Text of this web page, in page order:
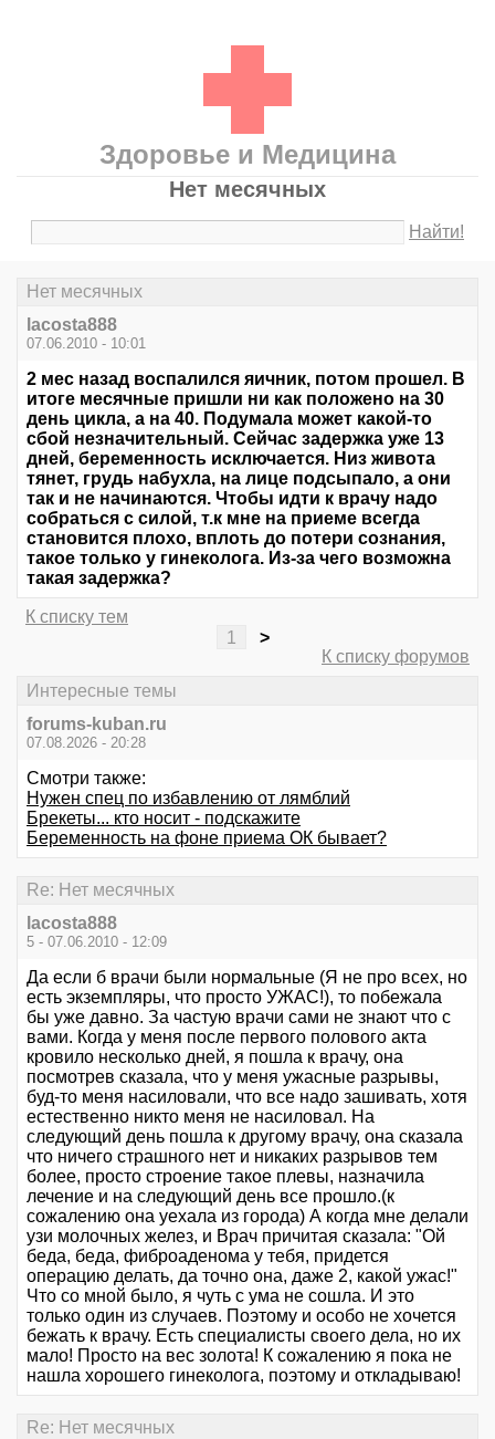
Здоровье и Медицина
Нет месячных
Найти!
Нет месячных
lacosta888
07.06.2010 - 10:01
2 мес назад воспалился яичник, потом прошел. В
итоге месячные пришли ни как положено на 30
день цикла, а на 40. Подумала может какой-то
сбой незначительный. Сейчас задержка уже 13
дней, беременность исключается. Низ живота
тянет, грудь набухла, на лице подсыпало, а они
так и не начинаются. Чтобы идти к врачу надо
собраться с силой, т.к мне на приеме всегда
становится плохо, вплоть до потери сознания,
такое только у гинеколога. Из-за чего возможна
такая задержка?
К списку тем
1
>
К списку форумов
Интересные темы
forums-kuban.ru
07.08.2026 - 20:28
Смотри также:
Нужен спец по избавлению от лямблий
Брекеты... кто носит - подскажите
Беременность на фоне приема ОК бывает?
Re: Нет месячных
lacosta888
5 - 07.06.2010 - 12:09
Да если б врачи были нормальные (Я не про всех, но
есть экземпляры, что просто УЖАС!), то побежала
бы уже давно. За частую врачи сами не знают что с
вами. Когда у меня после первого полового акта
кровило несколько дней, я пошла к врачу, она
посмотрев сказала, что у меня ужасные разрывы,
буд-то меня насиловали, что все надо зашивать, хотя
естественно никто меня не насиловал. На
следующий день пошла к другому врачу, она сказала
что ничего страшного нет и никаких разрывов тем
более, просто строение такое плевы, назначила
лечение и на следующий день все прошло.(к
сожалению она уехала из города) А когда мне делали
узи молочных желез, и Врач причитая сказала: "Ой
беда, беда, фиброаденома у тебя, придется
операцию делать, да точно она, даже 2, какой ужас!"
Что со мной было, я чуть с ума не сошла. И это
только один из случаев. Поэтому и особо не хочется
бежать к врачу. Есть специалисты своего дела, но их
мало! Просто на вес золота! К сожалению я пока не
нашла хорошего гинеколога, поэтому и откладываю!
Re: Нет месячных